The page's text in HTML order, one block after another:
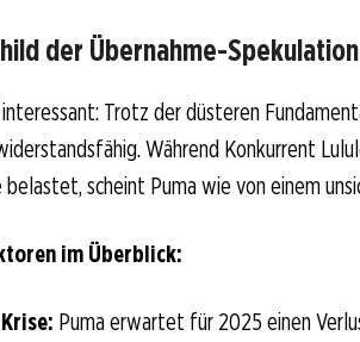
der Übernahme-Spekulation
Trotz der düsteren
Während Konkurrent
scheint Puma wie von einem
im Überblick:
Puma erwartet für 2025 einen